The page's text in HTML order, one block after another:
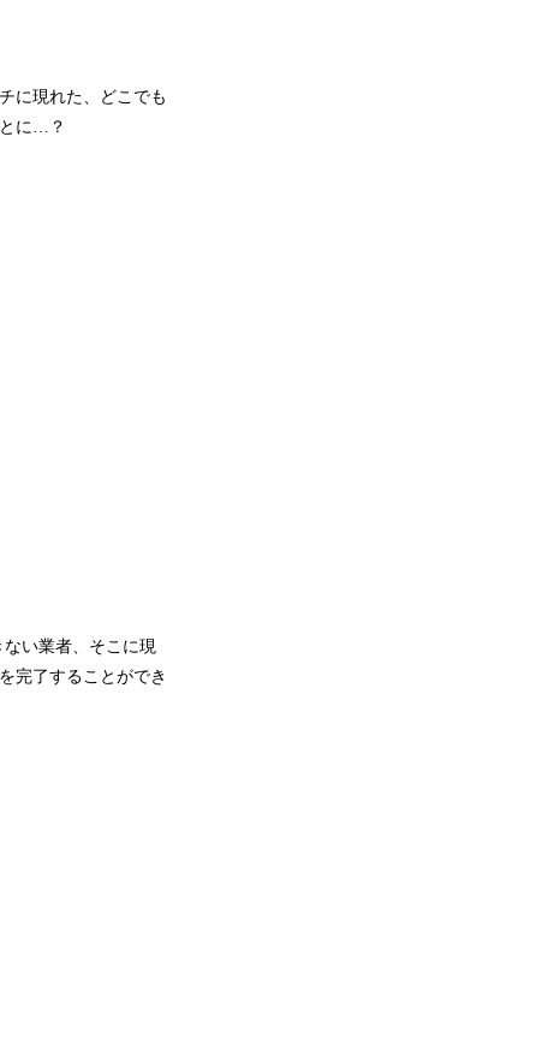
に現れた、どこでも
に…？
い業者、そこに現
完了することができ